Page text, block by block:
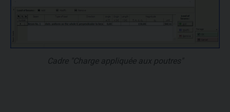
Cadre "Charge appliquée aux poutres"